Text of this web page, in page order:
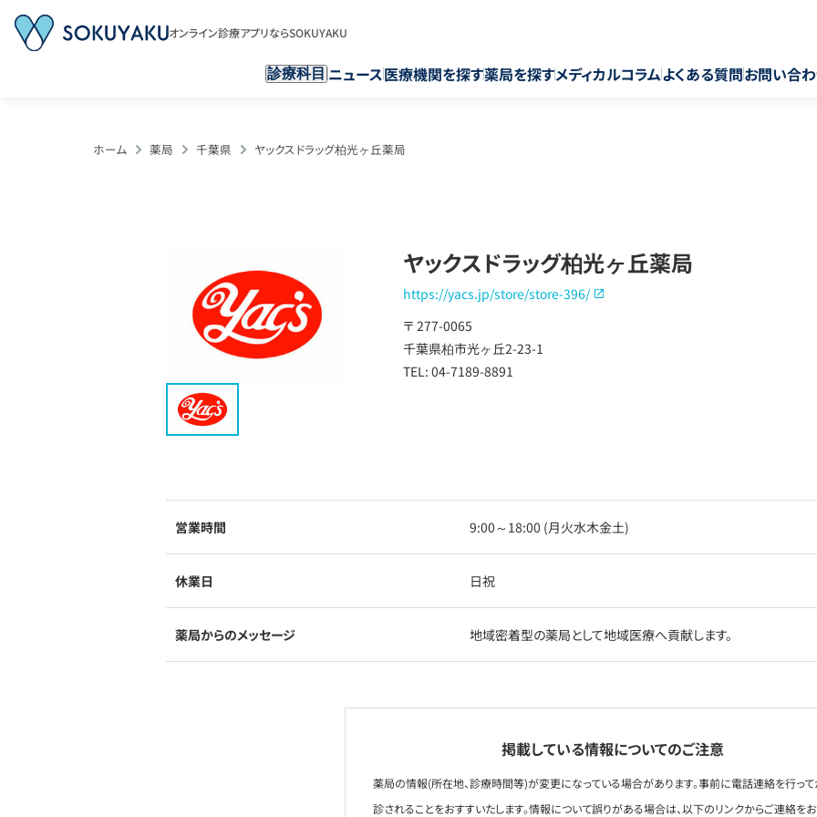
オンライン診療アプリならSOKUYAKU
診療科目 ニュース医療機関を探す薬局を探すメディカルコラムよくある質問お問い合
ホーム 薬局 千葉県 ヤックスドラッグ柏光ヶ丘薬局
ヤックスドラッグ柏光ヶ丘薬局
https://yacs.jp/store/store-396/
〒 277-0065
千葉県柏市光ヶ丘2-23-1
TEL: 04-7189-8891
営業時間 9:00～18:00 (月火水木金土)
休業日 日祝
薬局からのメッセージ 地域密着型の薬局として地域医療へ貢献します。
掲載している情報についてのご注意
薬局の情報(所在地、診療時間等)が変更になっている場合があります。事前に電話連絡を行っ
診されることをおすすいたします。情報について誤りがある場合は、以下のリンクからご連絡を